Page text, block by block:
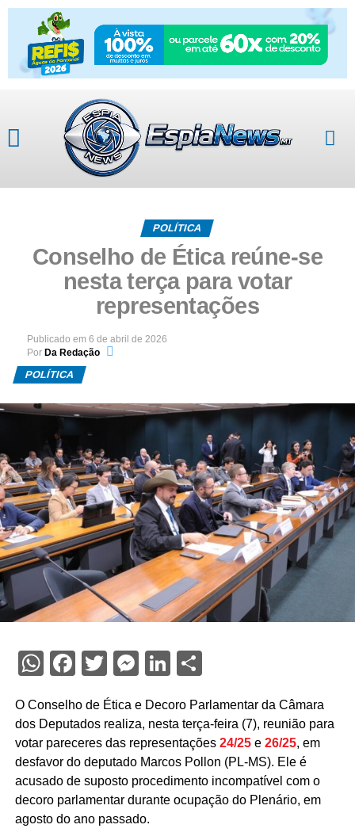
POLÍTICA
Conselho de Ética reúne-se
nesta terça para votar
representações
Publicado em 6 de abril de 2026
Por Da Redação
POLÍTICA
WhatsApp
Facebook
Twitter
Messenger
LinkedIn
Share
O Conselho de Ética e Decoro Parlamentarda Câmara
dos Deputados realiza, nesta terça-feira (7), reunião para
votar pareceres das representações 24/25e 26/25, em
desfavor do deputado Marcos Pollon (PL-MS). Ele é
acusado de suposto procedimento incompatível com o
decoro parlamentar durante ocupação do Plenário, em
agosto do ano passado.